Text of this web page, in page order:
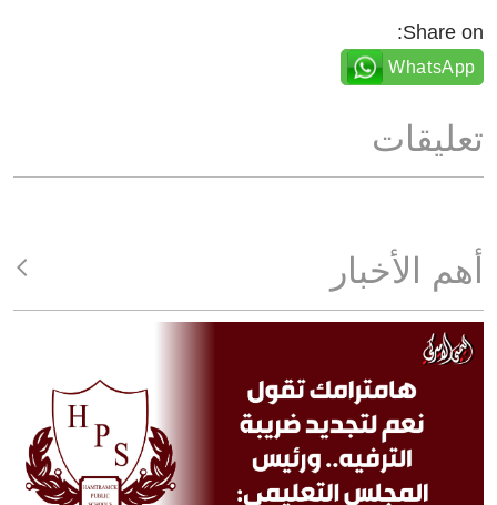
Share on:
WhatsApp
تعليقات
أهم الأخبار